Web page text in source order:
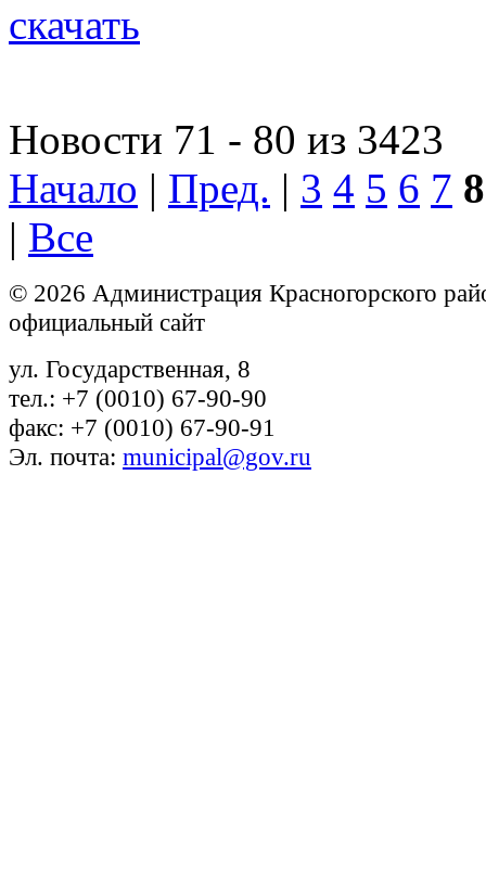
скачать
Новости 71 - 80 из 3423
Начало | Пред. | 3 4 5 6 7 8
| Все
© 2026 Администрация Красногорского
официальный сайт
ул. Государственная, 8
тел.: +7 (0010) 67-90-90
факс: +7 (0010) 67-90-91
Эл. почта: municipal@gov.ru